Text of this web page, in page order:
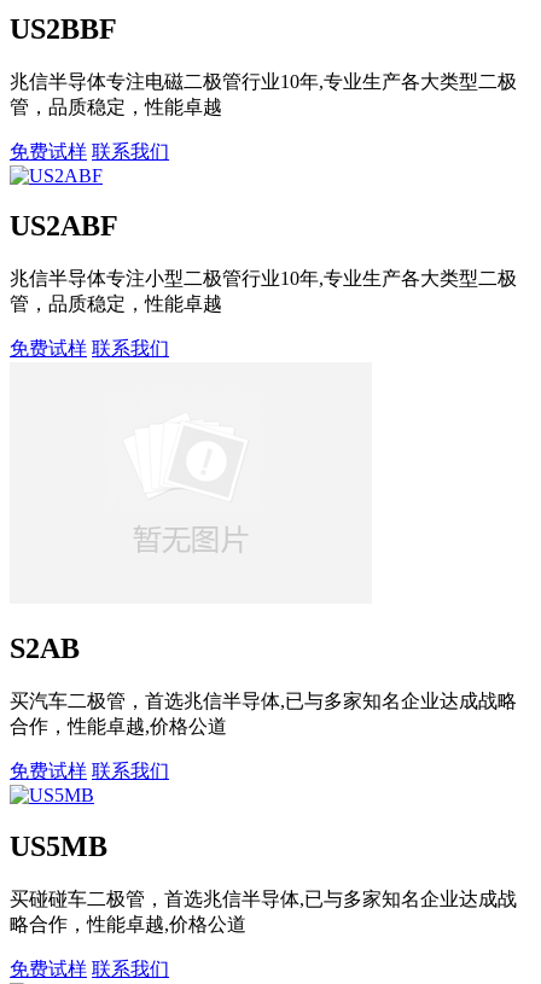
US2BBF
兆信半导体专注电磁二极管行业10年,专业生产各大类型二极
管，品质稳定，性能卓越
免费试样 联系我们
US2ABF
兆信半导体专注小型二极管行业10年,专业生产各大类型二极
管，品质稳定，性能卓越
免费试样 联系我们
S2AB
买汽车二极管，首选兆信半导体,已与多家知名企业达成战略
合作，性能卓越,价格公道
免费试样 联系我们
US5MB
买碰碰车二极管，首选兆信半导体,已与多家知名企业达成战
略合作，性能卓越,价格公道
免费试样 联系我们